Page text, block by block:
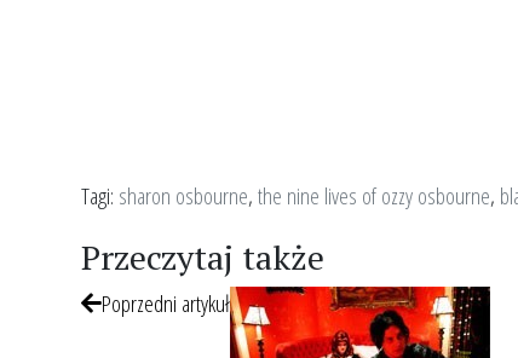
Tagi: sharon osbourne,the nine lives of ozzy osbourne,
Przeczytaj także
Poprzedni artykuł